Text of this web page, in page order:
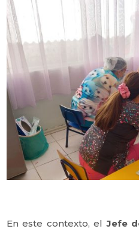
En este contexto, elJefe